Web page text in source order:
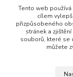
Michal Tranta
+420 777 217
(Po-Pá, 8-18 hod.)
Tento web
cílem
přizpůsobeného
stránek a
souborů, které se
můžete